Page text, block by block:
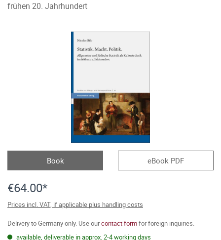
frühen 20. Jahrhundert
Book eBook PDF
€64.00*
Prices incl. VAT, if applicable plus handling costs
Delivery to Germany only. Use ourcontact formfor foreign inquiries.
available, deliverable in approx. 2-4 working days